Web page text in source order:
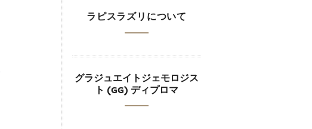
ラピスラズリについて
グラジュエイトジェモロジス
ト (GG) ディプロマ